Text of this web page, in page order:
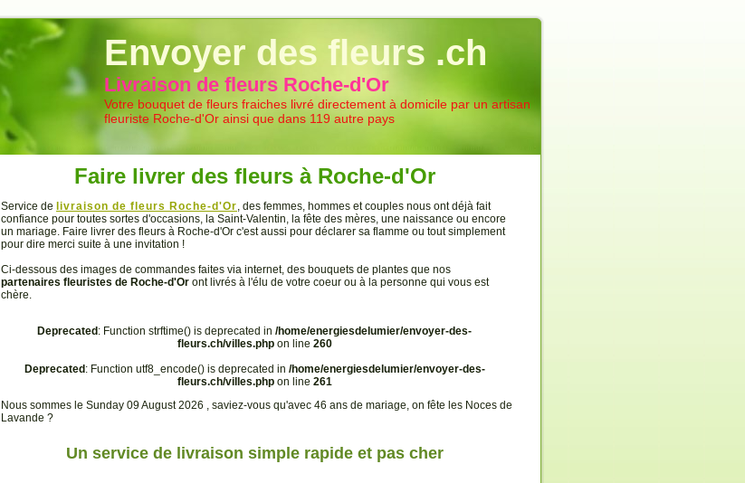
Livraison de fleurs
Envoyer des fleurs .ch
Livraison de fleurs Roche-d'Or
Votre bouquet de fleurs fraiches livré directement à domicile par un artisan
fleuriste Roche-d'Or ainsi que dans 119 autre pays
Faire livrer des fleurs à Roche-d'Or
Service de livraison de fleurs Roche-d'Or, des femmes, hommes et couples nous ont déjà fait
confiance pour toutes sortes d'occasions, la Saint-Valentin, la fête des mères, une naissance ou encore
un mariage. Faire livrer des fleurs à Roche-d'Or c'est aussi pour déclarer sa flamme ou tout simplement
pour dire merci suite à une invitation !
Ci-dessous des images de commandes faites via internet, des bouquets de plantes que nos
partenaires fleuristes de Roche-d'Or ont livrés à l'élu de votre coeur ou à la personne qui vous est
chère.
Deprecated : Function strftime() is deprecated in /home/energiesdelumier/envoyer-des-
fleurs.ch/villes.phpon line 260
Deprecated : Function utf8_encode() is deprecated in /home/energiesdelumier/envoyer-des-
fleurs.ch/villes.phpon line 261
Nous sommes le Sunday 09 August 2026 , saviez-vous qu'avec 46 аns de mariage, on fête les Noces de
Lavande ?
Un service de livraison simple rapide et pas cher